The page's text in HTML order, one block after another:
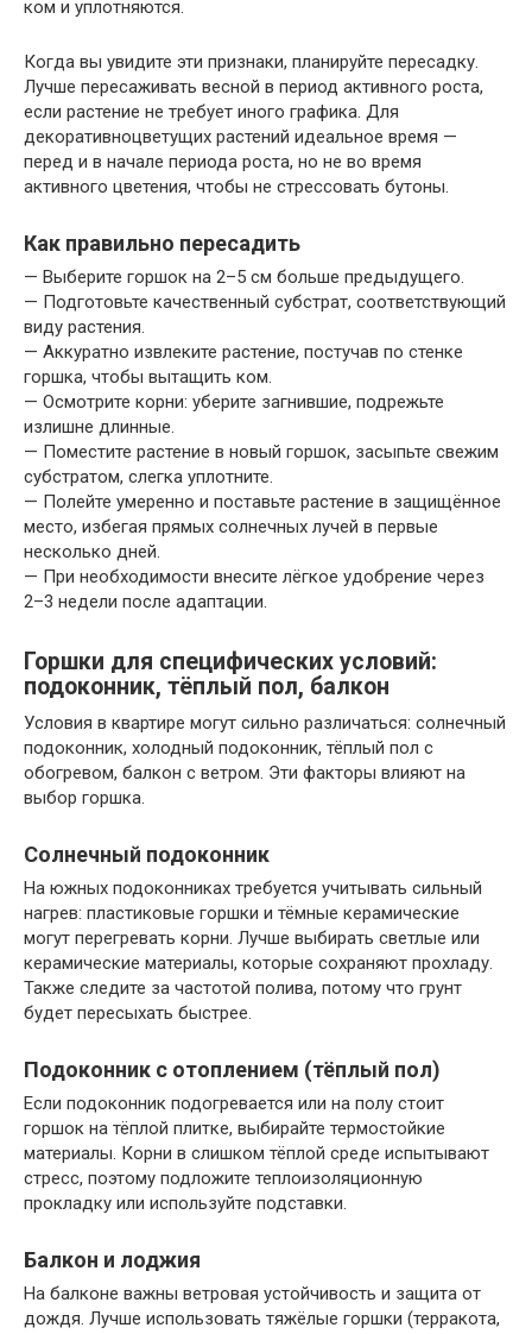
ком и уплотняются.
Когда вы увидите эти признаки, планируйте пересадку.
Лучше пересаживать весной в период активного роста,
если растение не требует иного графика. Для
декоративноцветущих растений идеальное время —
перед и в начале периода роста, но не во время
активного цветения, чтобы не стрессовать бутоны.
Как правильно пересадить
— Выберите горшок на 2–5 см больше предыдущего.
— Подготовьте качественный субстрат, соответствующий
виду растения.
— Аккуратно извлеките растение, постучав по стенке
горшка, чтобы вытащить ком.
— Осмотрите корни: уберите загнившие, подрежьте
излишне длинные.
— Поместите растение в новый горшок, засыпьте свежим
субстратом, слегка уплотните.
— Полейте умеренно и поставьте растение в защищённое
место, избегая прямых солнечных лучей в первые
несколько дней.
— При необходимости внесите лёгкое удобрение через
2–3 недели после адаптации.
Горшки для специфических условий:
подоконник, тёплый пол, балкон
Условия в квартире могут сильно различаться: солнечный
подоконник, холодный подоконник, тёплый пол с
обогревом, балкон с ветром. Эти факторы влияют на
выбор горшка.
Солнечный подоконник
На южных подоконниках требуется учитывать сильный
нагрев: пластиковые горшки и тёмные керамические
могут перегревать корни. Лучше выбирать светлые или
керамические материалы, которые сохраняют прохладу.
Также следите за частотой полива, потому что грунт
будет пересыхать быстрее.
Подоконник с отоплением (тёплый пол)
Если подоконник подогревается или на полу стоит
горшок на тёплой плитке, выбирайте термостойкие
материалы. Корни в слишком тёплой среде испытывают
стресс, поэтому подложите теплоизоляционную
прокладку или используйте подставки.
Балкон и лоджия
На балконе важны ветровая устойчивость и защита от
дождя. Лучше использовать тяжёлые горшки (терракота,